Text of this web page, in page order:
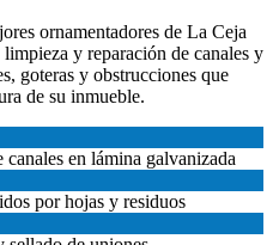
ornamentadores de La Ceja
y reparación de canales y
goteras y obstrucciones que
de su inmueble.
en lámina galvanizada
por hojas y residuos